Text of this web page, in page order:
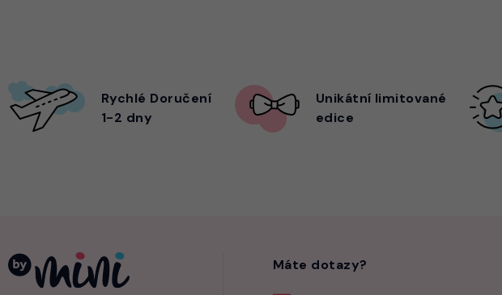
Rychlé Doručení
1-2 dny
Unikátní limitované
edice
Máte dotazy?